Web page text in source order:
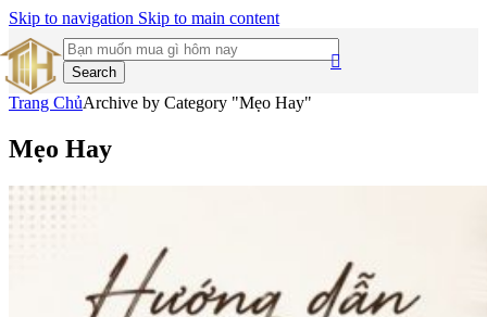
Skip to navigation Skip to main content
Search
Trang ChủArchive by Category "Mẹo Hay"
Mẹo Hay